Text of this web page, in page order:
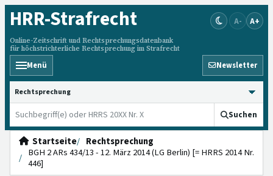
HRR-Strafrecht
Online-Zeitschrift und Rechtsprechungsdatenbank
für höchstrichterliche Rechtsprechung im Strafrecht
A- A+
Menü Newsletter
HRRS durchsuchen
Suchen
Startseite
Rechtsprechung
BGH 2 ARs 434/13 - 12. März 2014 (LG Berlin) [= HRRS 2014 Nr.
446]